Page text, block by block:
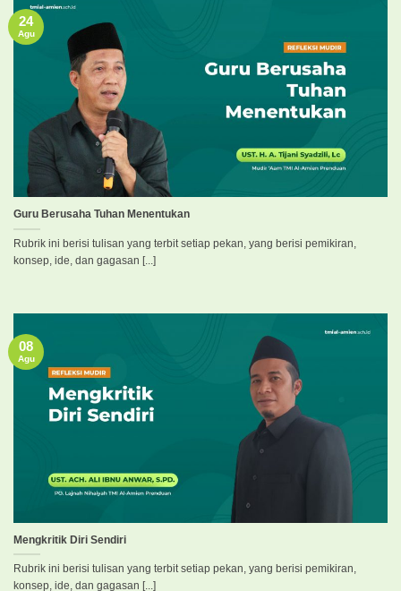
Guru Berusaha Tuhan Menentukan
Rubrik ini berisi tulisan yang terbit setiap pekan, yang berisi pemikiran,
konsep, ide, dan gagasan [...]
24
Agu
Mengkritik Diri Sendiri
Rubrik ini berisi tulisan yang terbit setiap pekan, yang berisi pemikiran,
konsep, ide, dan gagasan [...]
08
Agu